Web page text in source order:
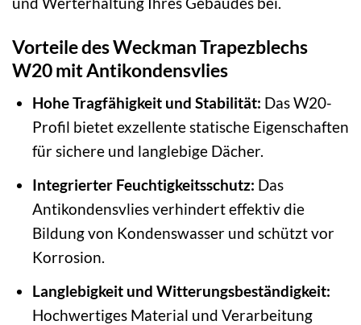
Vorteile des Weckman Trapezblechs
W20 mit Antikondensvlies
Hohe Tragfähigkeit und Stabilität: Das W20-
Profil bietet exzellente statische Eigenschaften
für sichere und langlebige Dächer.
Integrierter Feuchtigkeitsschutz: Das
Antikondensvlies verhindert effektiv die
Bildung von Kondenswasser und schützt vor
Korrosion.
Langlebigkeit und Witterungsbeständigkeit:
Hochwertiges Material und Verarbeitung